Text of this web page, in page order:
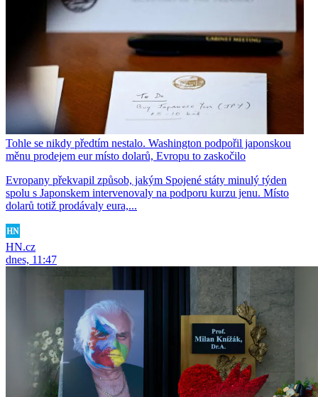
Tohle se nikdy předtím nestalo. Washington podpořil japonskou
měnu prodejem eur místo dolarů, Evropu to zaskočilo
Evropany překvapil způsob, jakým Spojené státy minulý týden
spolu s Japonskem intervenovaly na podporu kurzu jenu. Místo
dolarů totiž prodávaly eura,...
HN.cz
dnes, 11:47